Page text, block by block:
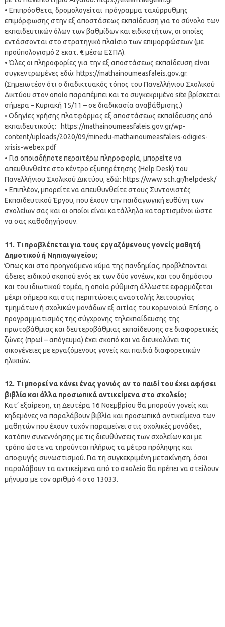
• Επιπρόσθετα, δρομολογείται πρόγραμμα ταχύρρυθμης
επιμόρφωσης στην εξ αποστάσεως εκπαίδευση για το σύνολο των
εκπαιδευτικών όλων των βαθμίδων και ειδικοτήτων, οι οποίες
εντάσσονται στο στρατηγικό πλαίσιο των επιμορφώσεων (με
προϋπολογισμό 2 εκατ. € μέσω ΕΣΠΑ).
• Όλες οι πληροφορίες για την εξ αποστάσεως εκπαίδευση είναι
συγκεντρωμένες εδώ: https://mathainoumeasfaleis.gov.gr.
(Σημειωτέον ότι ο διαδικτυακός τόπος του Πανελλήνιου Σχολικού
Δικτύου στον οποίο παραπέμπει και το συγκεκριμένο site βρίσκεται
σήμερα – Κυριακή 15/11 – σε διαδικασία αναβάθμισης.)
◦ Οδηγίες χρήσης πλατφόρμας εξ αποστάσεως εκπαίδευσης από
εκπαιδευτικούς: https://mathainoumeasfaleis.gov.gr/wp-
content/uploads/2020/09/minedu-mathainoumeasfaleis-odigies-
xrisis-webex.pdf
• Για οποιαδήποτε περαιτέρω πληροφορία, μπορείτε να
απευθυνθείτε στο κέντρο εξυπηρέτησης (Help Desk) του
Πανελλήνιου Σχολικού Δικτύου, εδώ: https://www.sch.gr/helpdesk/
• Επιπλέον, μπορείτε να απευθυνθείτε στους Συντονιστές
Εκπαιδευτικού Έργου, που έχουν την παιδαγωγική ευθύνη των
σχολείων σας και οι οποίοι είναι κατάλληλα καταρτισμένοι ώστε
να σας καθοδηγήσουν.
11. Τι προβλέπεται για τους εργαζόμενους γονείς μαθητή
Δημοτικού ή Νηπιαγωγείου;
Όπως και στο προηγούμενο κύμα της πανδημίας, προβλέπονται
άδειες ειδικού σκοπού ενός εκ των δύο γονέων, και του δημόσιου
και του ιδιωτικού τομέα, η οποία ρύθμιση άλλωστε εφαρμόζεται
μέχρι σήμερα και στις περιπτώσεις αναστολής λειτουργίας
τμημάτων ή σχολικών μονάδων εξ αιτίας του κορωνοϊού. Επίσης, ο
προγραμματισμός της σύγχρονης τηλεκπαίδευσης της
πρωτοβάθμιας και δευτεροβάθμιας εκπαίδευσης σε διαφορετικές
ζώνες (πρωί – απόγευμα) έχει σκοπό και να διευκολύνει τις
οικογένειες με εργαζόμενους γονείς και παιδιά διαφορετικών
ηλικιών.
12. Τι μπορεί να κάνει ένας γονιός αν το παιδί του έχει αφήσει
βιβλία και άλλα προσωπικά αντικείμενα στο σχολείο;
Κατ’ εξαίρεση, τη Δευτέρα 16 Νοεμβρίου θα μπορούν γονείς και
κηδεμόνες να παραλάβουν βιβλία και προσωπικά αντικείμενα των
μαθητών που έχουν τυχόν παραμείνει στις σχολικές μονάδες,
κατόπιν συνεννόησης με τις διευθύνσεις των σχολείων και με
τρόπο ώστε να τηρούνται πλήρως τα μέτρα πρόληψης και
αποφυγής συνωστισμού. Για τη συγκεκριμένη μετακίνηση, όσοι
παραλάβουν τα αντικείμενα από το σχολείο θα πρέπει να στείλουν
μήνυμα με τον αριθμό 4 στο 13033.